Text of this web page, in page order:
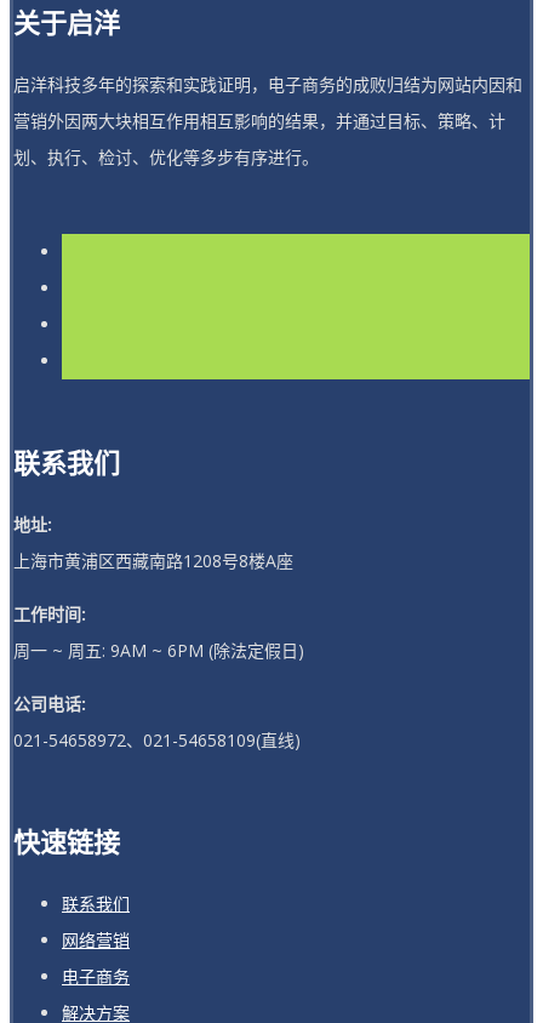
关于启洋
启洋科技多年的探索和实践证明，电子商务的成败归结为网站内因和
营销外因两大块相互作用相互影响的结果，并通过目标、策略、计
划、执行、检讨、优化等多步有序进行。
联系我们
地址:
上海市黄浦区西藏南路1208号8楼A座
工作时间:
周一 ~ 周五: 9AM ~ 6PM (除法定假日)
公司电话:
021-54658972、021-54658109(直线)
快速链接
联系我们
网络营销
电子商务
解决方案